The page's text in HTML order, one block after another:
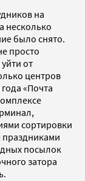
на
несколько
было снято.
просто
от
центров
«Почта
сортировки
посылок
затора